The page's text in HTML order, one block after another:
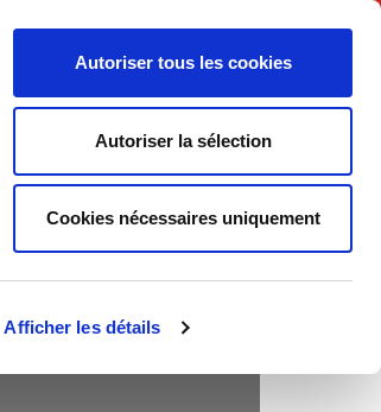
Afficher les détails
Autoriser tous les cookies
Autoriser la sélection
Cookies nécessaires uniquement
English